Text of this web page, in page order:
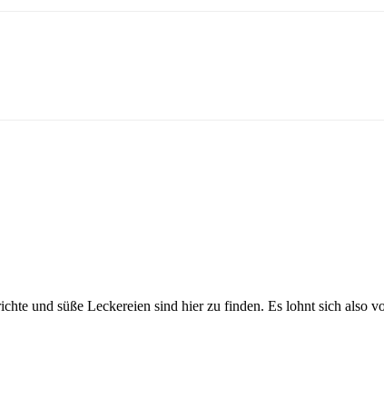
und süße Leckereien sind hier zu finden. Es lohnt sich also